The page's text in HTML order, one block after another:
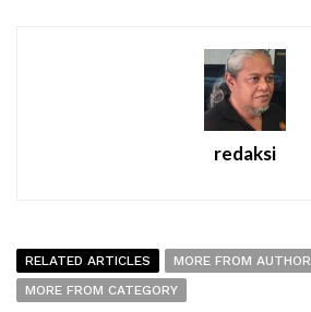
redaksi
RELATED ARTICLES
MORE FROM AUTHOR
MORE FROM CATEGORY